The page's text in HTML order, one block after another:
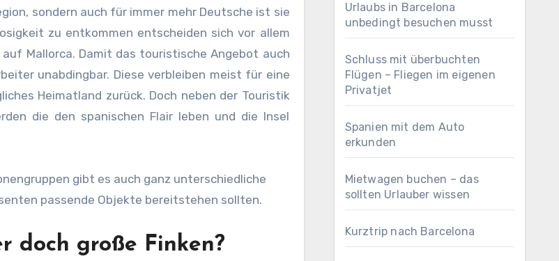
sondern auch für immer mehr Deutsche ist sie
zu entkommen entscheiden sich vor allem
Mallorca. Damit das touristische Angebot auch
unabdingbar. Diese verbleiben meist für eine
Heimatland zurück. Doch neben der Touristik
die den spanischen Flair leben und die Insel
gibt es auch ganz unterschiedliche
passende Objekte bereitstehen sollten.
doch große Finken?
Urlaubs in Barcelona
unbedingt besuchen musst
Schluss mit überbuchten
Flügen – Fliegen im eigenen
Privatjet
Spanien mit dem Auto
erkunden
Mietwagen buchen – das
sollten Urlauber wissen
Kurztrip nach Barcelona